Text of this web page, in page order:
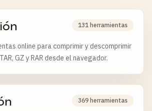
131 herramientas
online para comprimir y descomprimir
GZ y RAR desde el navegador.
369 herramientas